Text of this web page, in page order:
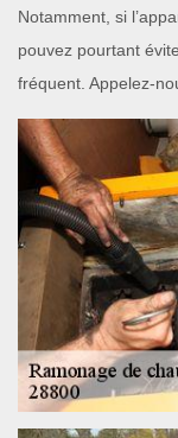
Notamment, si
pouvez pourtant
fréquent. Appelez-